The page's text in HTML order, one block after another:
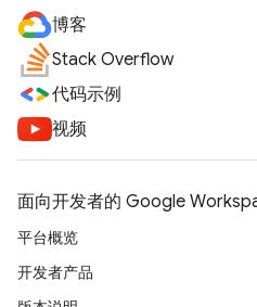
博客
Stack Overflow
代码示例
视频
面向开发者的 Google
平台概览
开发者产品